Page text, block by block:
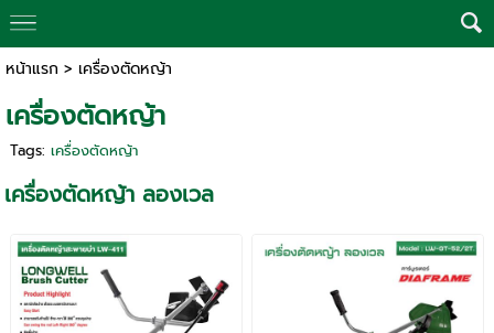
หน้าแรก > เครื่องตัดหญ้า
เครื่องตัดหญ้า
Tags: เครื่องตัดหญ้า
เครื่องตัดหญ้า ลองเวล